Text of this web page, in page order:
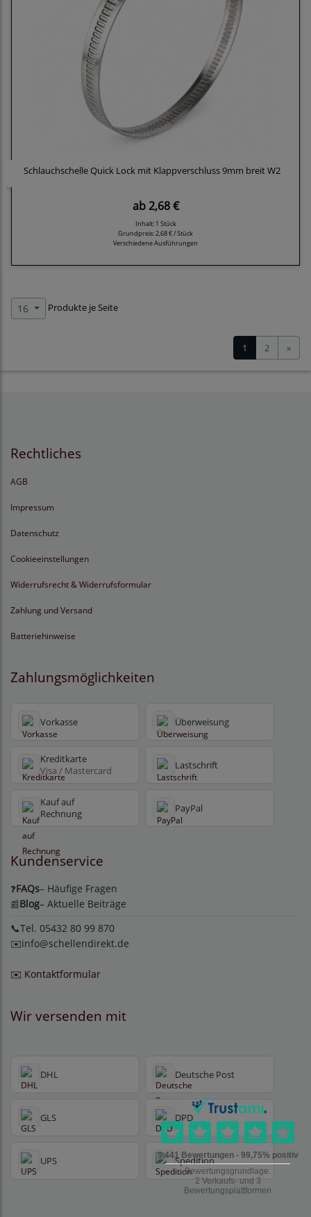
Schlauchschelle Quick Lock mit Klappverschluss 9mm breit W2
ab2,68 €
Inhalt: 1 Stück
Grundpreis:2,68 € / Stück
Verschiedene Ausführungen
16 Produkte je Seite
1 2 »
Rechtliches
AGB
Impressum
Datenschutz
Cookieeinstellungen
Widerrufsrecht & Widerrufsformular
Zahlung und Versand
Batteriehinweise
Zahlungsmöglichkeiten
Vorkasse Überweisung
Kreditkarte
Visa / Mastercard Lastschrift
Kauf auf
Rechnung
PayPal
Kundenservice
❓FAQs– Häufige Fragen
📰Blog– Aktuelle Beiträge
📞Tel. 05432 80 99 870
✉️info@schellendirekt.de
✉️ Kontaktformular
Wir versenden mit
DHL Deutsche Post
GLS DPD
UPS Spedition